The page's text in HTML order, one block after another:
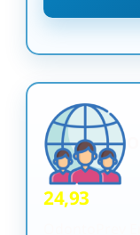
24,93